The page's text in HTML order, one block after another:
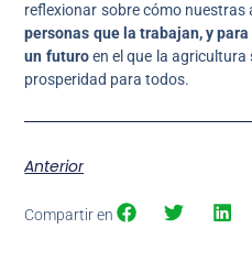
reflexionar sobre cómo
personas que la trabajan, y
un futuroen el que la agricultura
prosperidad para todos.
Anterior
Compartir en